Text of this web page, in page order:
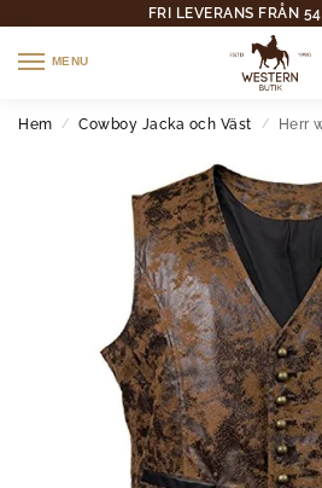
FRI LEVERANS FRÅN
MENU
Hem / Cowboy Jacka och Väst / Herr